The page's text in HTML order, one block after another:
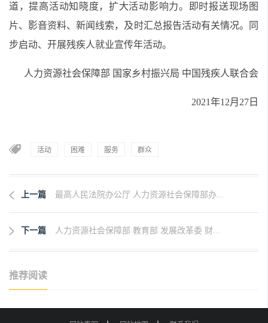
道，提高活动知晓度，扩大活动影响力。即时报送现场图
片、影音资料、新闻线索，及时汇总报告活动有关情况。同
步启动、开展残疾人就业宣传年活动。
人力资源社会保障部 国家乡村振兴局 中国残疾人联合会
2021年12月27日
活动 困难 服务 群众
上一篇 最高人民法院办公厅 人力资源社会保障部办...
下一篇 人力资源社会保障部 教育部 发展改革委 财...
推荐阅读